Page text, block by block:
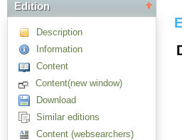
Edition
Description
Information
Content
Content(new window)
Download
Similar editions
Content (websearchers)